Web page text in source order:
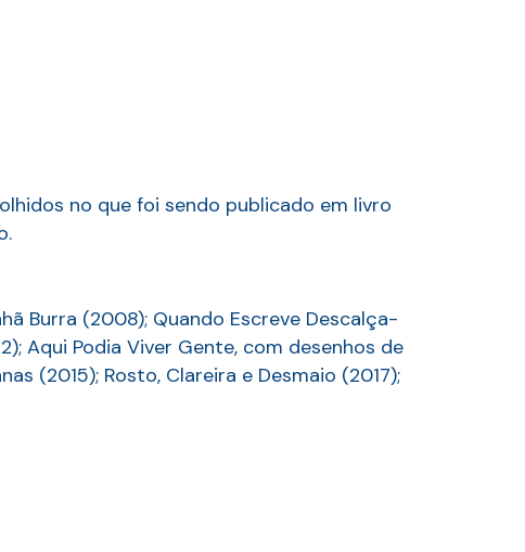
no que foi sendo publicado em livro
Burra (2008); Quando Escreve Descalça-
Aqui Podia Viver Gente, com desenhos de
(2015); Rosto, Clareira e Desmaio (2017);